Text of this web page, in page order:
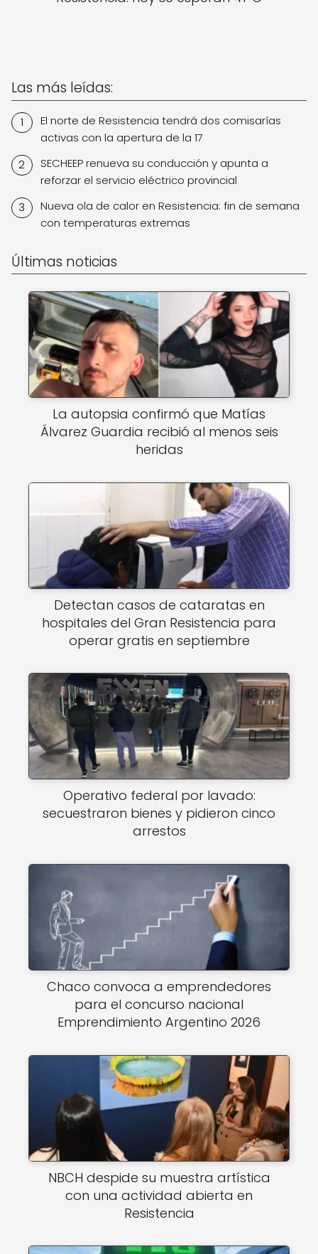
Las más leídas:
El norte de Resistencia tendrá dos comisarías
activas con la apertura de la 17
SECHEEP renueva su conducción y apunta a
reforzar el servicio eléctrico provincial
Nueva ola de calor en Resistencia: fin de semana
con temperaturas extremas
Últimas noticias
La autopsia confirmó que Matías
Álvarez Guardia recibió al menos seis
heridas
Detectan casos de cataratas en
hospitales del Gran Resistencia para
operar gratis en septiembre
Operativo federal por lavado:
secuestraron bienes y pidieron cinco
arrestos
Chaco convoca a emprendedores
para el concurso nacional
Emprendimiento Argentino 2026
NBCH despide su muestra artística
con una actividad abierta en
Resistencia